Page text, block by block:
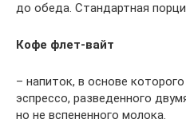
до обеда. Стандартная
Кофе флет-вайт
– напиток, в основе
эспрессо, разведенного
но не вспененного молока.